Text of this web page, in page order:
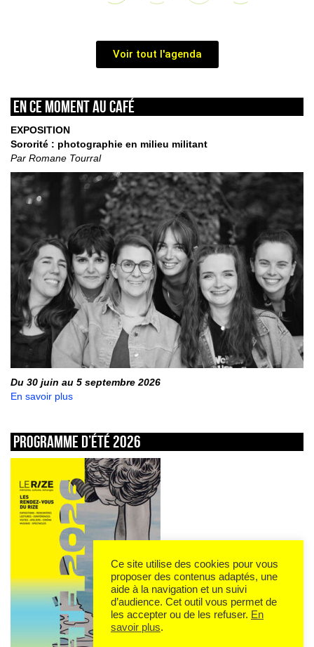
Voir tout l'agenda
En ce moment au café
EXPOSITION
Sororité : photographie en milieu militant
Par Romane Tourral
Du 30 juin au 5 septembre 2026
En savoir plus
Programme d’été 2026
Ce site utilise des cookies pour vous
proposer des contenus adaptés, une
aide à la navigation et un suivi
d’audience. Cet outil vous permet de
les accepter ou de les refuser. En
savoir plus.